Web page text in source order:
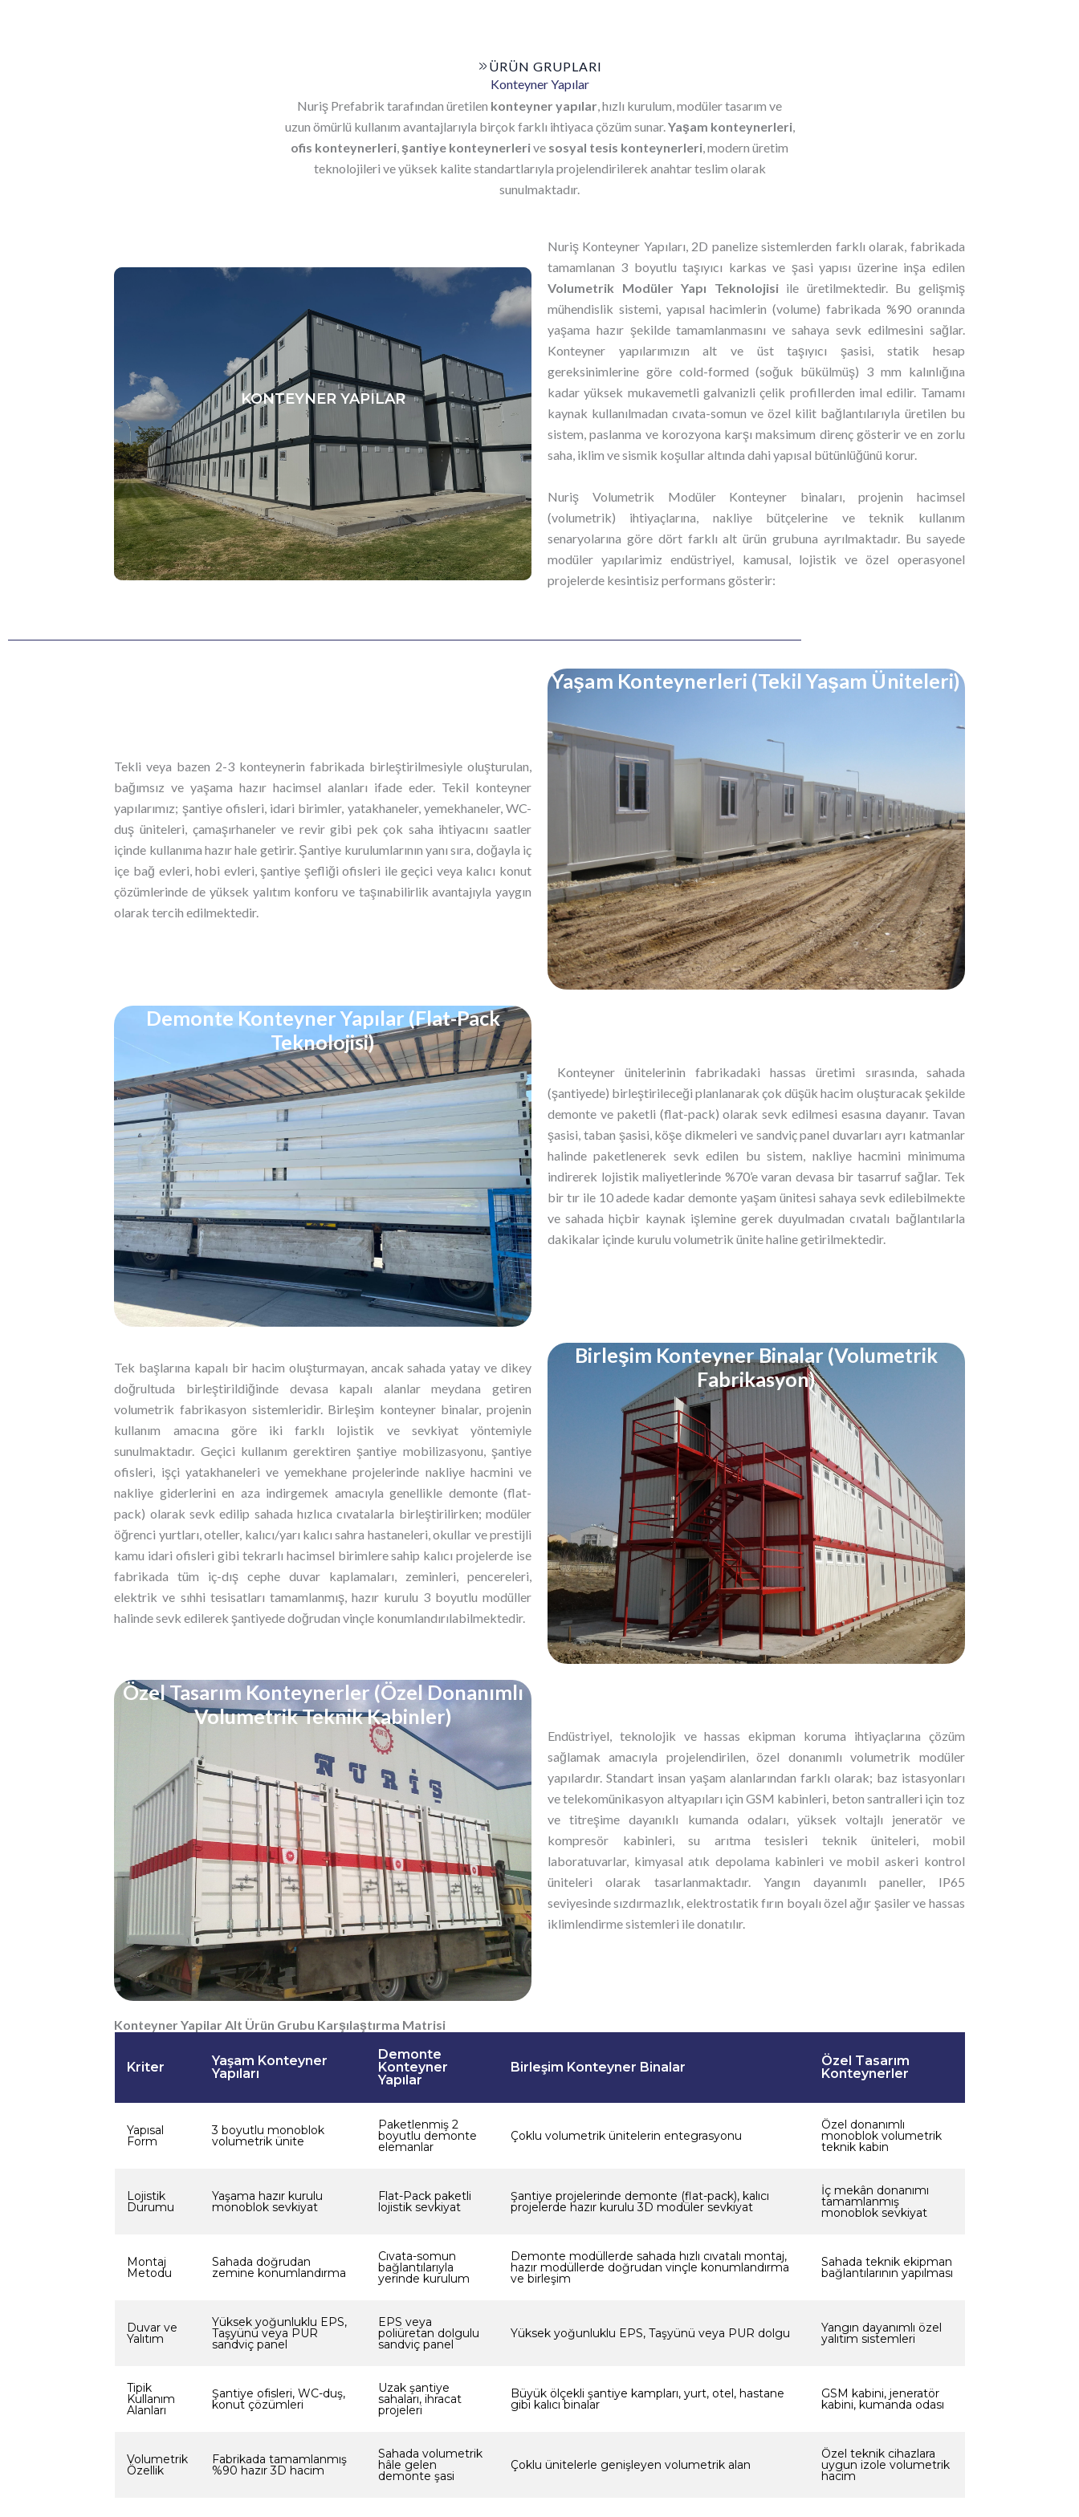
ÜRÜN GRUPLARI
Konteyner Yapılar
Nuriş Prefabrik tarafından üretilen konteyner yapılar, hızlı kurulum, modüler tasarım ve
uzun ömürlü kullanım avantajlarıyla birçok farklı ihtiyaca çözüm sunar.Yaşam konteynerleri,
ofis konteynerleri,şantiye konteynerlerive sosyal tesis konteynerleri, modern üretim
teknolojileri ve yüksek kalite standartlarıyla projelendirilerek anahtar teslim olarak
sunulmaktadır.
KONTEYNER YAPILAR
Nuriş Konteyner Yapıları, 2D panelize sistemlerden farklı olarak, fabrikada
tamamlanan 3 boyutlu taşıyıcı karkas ve şasi yapısı üzerine inşa edilen
Volumetrik Modüler Yapı Teknolojisiile üretilmektedir. Bu gelişmiş
mühendislik sistemi, yapısal hacimlerin (volume) fabrikada %90 oranında
yaşama hazır şekilde tamamlanmasını ve sahaya sevk edilmesini sağlar.
Konteyner yapılarımızın alt ve üst taşıyıcı şasisi, statik hesap
gereksinimlerine göre cold-formed (soğuk bükülmüş) 3 mm kalınlığına
kadar yüksek mukavemetli galvanizli çelik profillerden imal edilir. Tamamı
kaynak kullanılmadan cıvata-somun ve özel kilit bağlantılarıyla üretilen bu
sistem, paslanma ve korozyona karşı maksimum direnç gösterir ve en zorlu
saha, iklim ve sismik koşullar altında dahi yapısal bütünlüğünü korur.
Nuriş Volumetrik Modüler Konteyner binaları, projenin hacimsel
(volumetrik) ihtiyaçlarına, nakliye bütçelerine ve teknik kullanım
senaryolarına göre dört farklı alt ürün grubuna ayrılmaktadır. Bu sayede
modüler yapılarimiz endüstriyel, kamusal, lojistik ve özel operasyonel
projelerde kesintisiz performans gösterir:
Tekli veya bazen 2-3 konteynerin fabrikada birleştirilmesiyle oluşturulan,
bağımsız ve yaşama hazır hacimsel alanları ifade eder. Tekil konteyner
yapılarımız; şantiye ofisleri, idari birimler, yatakhaneler, yemekhaneler, WC-
duş üniteleri, çamaşırhaneler ve revir gibi pek çok saha ihtiyacını saatler
içinde kullanıma hazır hale getirir. Şantiye kurulumlarının yanı sıra, doğayla iç
içe bağ evleri, hobi evleri, şantiye şefliği ofisleri ile geçici veya kalıcı konut
çözümlerinde de yüksek yalıtım konforu ve taşınabilirlik avantajıyla yaygın
olarak tercih edilmektedir.
Yaşam Konteynerleri (Tekil Yaşam Üniteleri)
Demonte Konteyner Yapılar (Flat-Pack
Teknolojisi)
Konteyner ünitelerinin fabrikadaki hassas üretimi sırasında, sahada
(şantiyede) birleştirileceği planlanarak çok düşük hacim oluşturacak şekilde
demonte ve paketli (flat-pack) olarak sevk edilmesi esasına dayanır. Tavan
şasisi, taban şasisi, köşe dikmeleri ve sandviç panel duvarları ayrı katmanlar
halinde paketlenerek sevk edilen bu sistem, nakliye hacmini minimuma
indirerek lojistik maliyetlerinde %70’e varan devasa bir tasarruf sağlar. Tek
bir tır ile 10 adede kadar demonte yaşam ünitesi sahaya sevk edilebilmekte
ve sahada hiçbir kaynak işlemine gerek duyulmadan cıvatalı bağlantılarla
dakikalar içinde kurulu volumetrik ünite haline getirilmektedir.
Tek başlarına kapalı bir hacim oluşturmayan, ancak sahada yatay ve dikey
doğrultuda birleştirildiğinde devasa kapalı alanlar meydana getiren
volumetrik fabrikasyon sistemleridir. Birleşim konteyner binalar, projenin
kullanım amacına göre iki farklı lojistik ve sevkiyat yöntemiyle
sunulmaktadır. Geçici kullanım gerektiren şantiye mobilizasyonu, şantiye
ofisleri, işçi yatakhaneleri ve yemekhane projelerinde nakliye hacmini ve
nakliye giderlerini en aza indirgemek amacıyla genellikle demonte (flat-
pack) olarak sevk edilip sahada hızlıca cıvatalarla birleştirilirken; modüler
öğrenci yurtları, oteller, kalıcı/yarı kalıcı sahra hastaneleri, okullar ve prestijli
kamu idari ofisleri gibi tekrarlı hacimsel birimlere sahip kalıcı projelerde ise
fabrikada tüm iç-dış cephe duvar kaplamaları, zeminleri, pencereleri,
elektrik ve sıhhi tesisatları tamamlanmış, hazır kurulu 3 boyutlu modüller
halinde sevk edilerek şantiyede doğrudan vinçle konumlandırılabilmektedir.
Birleşim Konteyner Binalar (Volumetrik
Fabrikasyon)
Özel Tasarım Konteynerler (Özel Donanımlı
Volumetrik Teknik Kabinler)
Endüstriyel, teknolojik ve hassas ekipman koruma ihtiyaçlarına çözüm
sağlamak amacıyla projelendirilen, özel donanımlı volumetrik modüler
yapılardır. Standart insan yaşam alanlarından farklı olarak; baz istasyonları
ve telekomünikasyon altyapıları için GSM kabinleri, beton santralleri için toz
ve titreşime dayanıklı kumanda odaları, yüksek voltajlı jeneratör ve
kompresör kabinleri, su arıtma tesisleri teknik üniteleri, mobil
laboratuvarlar, kimyasal atık depolama kabinleri ve mobil askeri kontrol
üniteleri olarak tasarlanmaktadır. Yangın dayanımlı paneller, IP65
seviyesinde sızdırmazlık, elektrostatik fırın boyalı özel ağır şasiler ve hassas
iklimlendirme sistemleri ile donatılır.
Konteyner Yapilar Alt Ürün Grubu Karşılaştırma Matrisi
Kriter
Yaşam Konteyner
Yapıları
Demonte
Konteyner
Yapılar
Birleşim Konteyner Binalar
Özel Tasarım
Konteynerler
Yapısal
Form
3 boyutlu monoblok
volumetrik ünite
Paketlenmiş 2
boyutlu demonte
elemanlar
Çoklu volumetrik ünitelerin entegrasyonu
Özel donanımlı
monoblok volumetrik
teknik kabin
Lojistik
Durumu
Yaşama hazır kurulu
monoblok sevkiyat
Flat-Pack paketli
lojistik sevkiyat
Şantiye projelerinde demonte (flat-pack), kalıcı
projelerde hazır kurulu 3D modüler sevkiyat
İç mekân donanımı
tamamlanmış
monoblok sevkiyat
Montaj
Metodu
Sahada doğrudan
zemine konumlandırma
Cıvata-somun
bağlantılarıyla
yerinde kurulum
Demonte modüllerde sahada hızlı cıvatalı montaj,
hazır modüllerde doğrudan vinçle konumlandırma
ve birleşim
Sahada teknik ekipman
bağlantılarının yapılması
Duvar ve
Yalıtım
Yüksek yoğunluklu EPS,
Taşyünü veya PUR
sandviç panel
EPS veya
poliüretan dolgulu
sandviç panel
Yüksek yoğunluklu EPS, Taşyünü veya PUR dolgu Yangın dayanımlı özel
yalıtım sistemleri
Tipik
Kullanım
Alanları
Şantiye ofisleri, WC-duş,
konut çözümleri
Uzak şantiye
sahaları, ihracat
projeleri
Büyük ölçekli şantiye kampları, yurt, otel, hastane
gibi kalıcı binalar
GSM kabini, jeneratör
kabini, kumanda odası
Volumetrik
Özellik
Fabrikada tamamlanmış
%90 hazır 3D hacim
Sahada volumetrik
hâle gelen
demonte şasi
Çoklu ünitelerle genişleyen volumetrik alan
Özel teknik cihazlara
uygun izole volumetrik
hacim